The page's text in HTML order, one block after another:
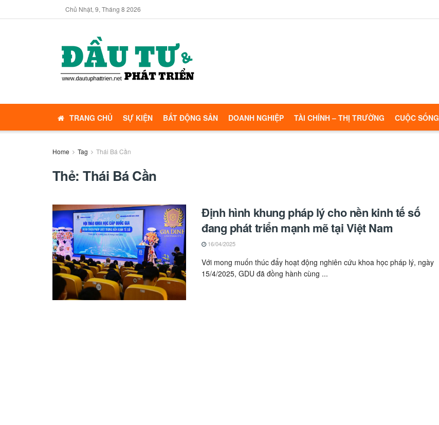
Chủ Nhật, 9, Tháng 8 2026
TRANG CHỦ SỰ KIỆN BẤT ĐỘNG SẢN DOANH NGHIỆP TÀI CHÍNH – THỊ TRƯỜNG CUỘC SỐNG
Home Tag Thái Bá Cần
Thẻ:Thái Bá Cần
Định hình khung pháp lý cho nền kinh tế số
đang phát triển mạnh mẽ tại Việt Nam
16/04/2025
Với mong muốn thúc đẩy hoạt động nghiên cứu khoa học pháp lý, ngày
15/4/2025, GDU đã đồng hành cùng ...